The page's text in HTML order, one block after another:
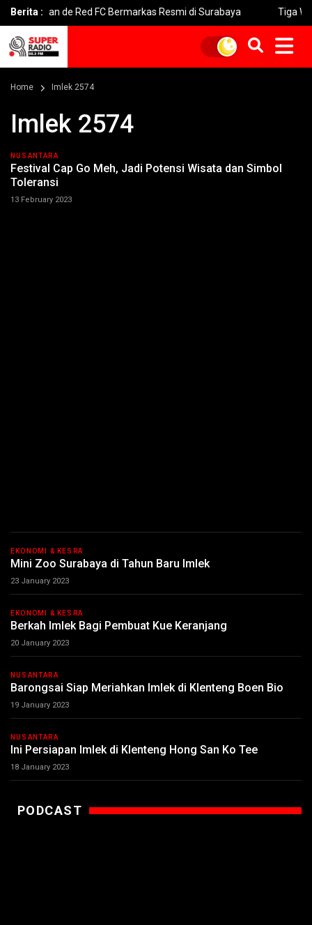
Berita :de Red FC Bermarkas Resmi di Surabaya Tiga Wasit
Home Imlek 2574
Imlek 2574
NUSANTARA
Festival Cap Go Meh, Jadi Potensi Wisata dan Simbol
Toleransi
13 February 2023
EKONOMI & KESRA
Mini Zoo Surabaya di Tahun Baru Imlek
23 January 2023
EKONOMI & KESRA
Berkah Imlek Bagi Pembuat Kue Keranjang
20 January 2023
NUSANTARA
Barongsai Siap Meriahkan Imlek di Klenteng Boen Bio
19 January 2023
NUSANTARA
Ini Persiapan Imlek di Klenteng Hong San Ko Tee
18 January 2023
PODCAST